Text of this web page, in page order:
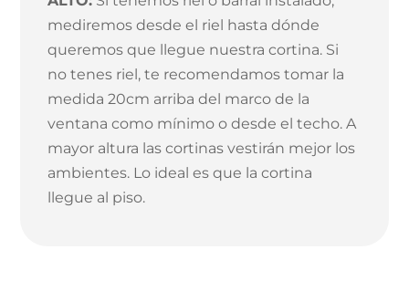
mediremos desde el riel hasta dónde
queremos que llegue nuestra cortina. Si
no tenes riel, te recomendamos tomar la
medida 20cm arriba del marco de la
ventana como mínimo o desde el techo. A
mayor altura las cortinas vestirán mejor los
ambientes. Lo ideal es que la cortina
llegue al piso.